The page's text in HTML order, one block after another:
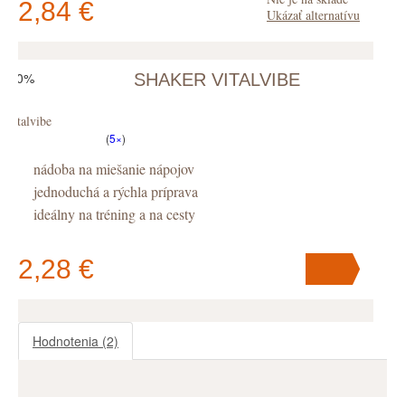
2,84 €
Ukázať alternatívu
máte ks
-30% SHAKER VITALVIBE
Vitalvibe
(5×)
nádoba na miešanie nápojov
jednoduchá a rýchla príprava
ideálny na tréning a na cesty
2,28 €
V košíku máte
Hodnotenia (2)